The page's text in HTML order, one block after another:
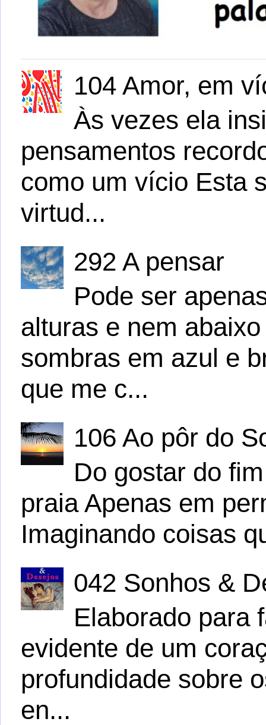
104 Amor, em
Às vezes ela
pensamentos
como um vício Esta
virtud...
292 A pensar
Pode ser
alturas e nem
sombras em azul e
que me c...
106 Ao pôr do
Do gostar do
praia Apenas em
Imaginando coisas
042 Sonhos &
Elaborado para
evidente de um
profundidade sobre
en...